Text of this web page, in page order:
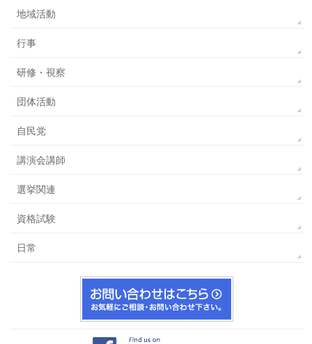
地域活動
行事
研修・視察
団体活動
自民党
講演会講師
選挙関連
資格試験
日常